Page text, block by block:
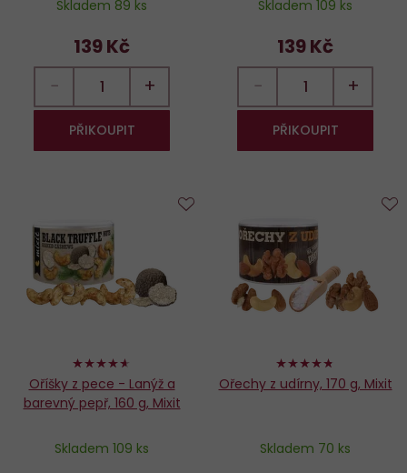
Skladem 89 ks
139 Kč
− +
PŘIKOUPIT
Skladem 109 ks
139 Kč
− +
PŘIKOUPIT
92%
Oříšky z pece - Lanýž a
barevný pepř, 160 g, Mixit
Skladem 109 ks
oblíbených
94%
Ořechy z udírny, 170 g, Mixit
Skladem 70 ks